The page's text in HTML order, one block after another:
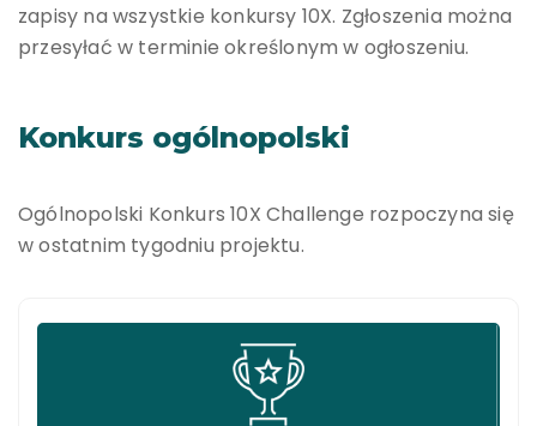
zapisy na wszystkie konkursy 10X. Zgłoszenia można
przesyłać w terminie określonym w ogłoszeniu.
Konkurs ogólnopolski
Ogólnopolski Konkurs 10X Challenge rozpoczyna się
w ostatnim tygodniu projektu.